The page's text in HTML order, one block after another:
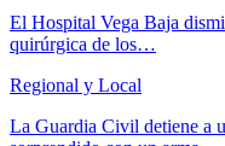
El Hospital Vega Baja
quirúrgica de los…
Regional y Local
La Guardia Civil detiene a